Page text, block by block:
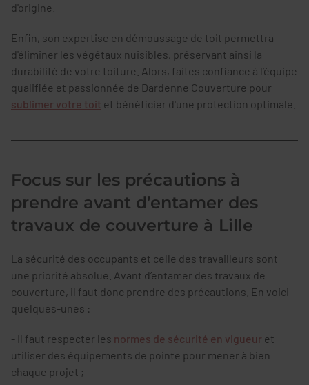
d'origine.
Enfin, son expertise en démoussage de toit permettra
d'éliminer les végétaux nuisibles, préservant ainsi la
durabilité de votre toiture. Alors, faites confiance à l’équipe
qualifiée et passionnée de Dardenne Couverture pour
sublimer votre toit et bénéficier d'une protection optimale.
Focus sur les précautions à
prendre avant d’entamer des
travaux de couverture à Lille
La sécurité des occupants et celle des travailleurs sont
une priorité absolue. Avant d’entamer des travaux de
couverture, il faut donc prendre des précautions. En voici
quelques-unes :
- Il faut respecter les normes de sécurité en vigueur et
utiliser des équipements de pointe pour mener à bien
chaque projet ;